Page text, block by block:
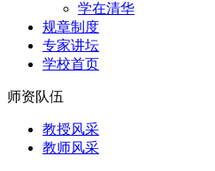
学在清华
规章制度
专家讲坛
学校首页
师资队伍
教授风采
教师风采